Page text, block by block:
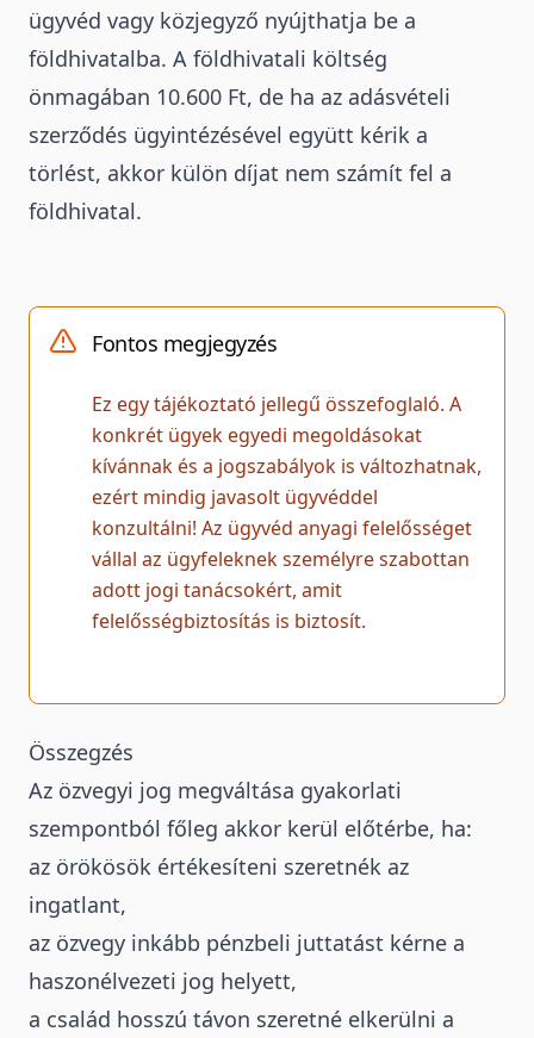
ügyvéd vagy közjegyző nyújthatja be a
földhivatalba. A földhivatali költség
önmagában 10.600 Ft, de ha az adásvételi
szerződés ügyintézésével együtt kérik a
törlést, akkor külön díjat nem számít fel a
földhivatal.
Fontos megjegyzés
Ez egy tájékoztató jellegű összefoglaló. A
konkrét ügyek egyedi megoldásokat
kívánnak és a jogszabályok is változhatnak,
ezért mindig javasolt ügyvéddel
konzultálni! Az ügyvéd anyagi felelősséget
vállal az ügyfeleknek személyre szabottan
adott jogi tanácsokért, amit
felelősségbiztosítás is biztosít.
Összegzés
Az özvegyi jog megváltása gyakorlati
szempontból főleg akkor kerül előtérbe, ha:
az örökösök értékesíteni szeretnék az
ingatlant,
az özvegy inkább pénzbeli juttatást kérne a
haszonélvezeti jog helyett,
a család hosszú távon szeretné elkerülni a